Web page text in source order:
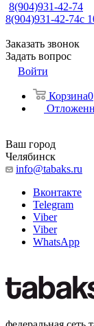
8(904)931-42-74
8(904)931-42-74с
Заказать звонок
Задать вопрос
Войти
Корзина0
Ваш город
Челябинск
info@tabaks.ru
Вконтакте
Telegram
Viber
Viber
WhatsApp